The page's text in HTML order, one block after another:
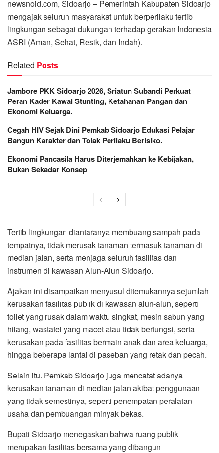
newsnoid.com, Sidoarjo – Pemerintah Kabupaten Sidoarjo
mengajak seluruh masyarakat untuk berperilaku tertib
lingkungan sebagai dukungan terhadap gerakan Indonesia
ASRI (Aman, Sehat, Resik, dan Indah).
Related Posts
Jambore PKK Sidoarjo 2026, Sriatun Subandi Perkuat
Peran Kader Kawal Stunting, Ketahanan Pangan dan
Ekonomi Keluarga.
Cegah HIV Sejak Dini Pemkab Sidoarjo Edukasi Pelajar
Bangun Karakter dan Tolak Perilaku Berisiko.
Ekonomi Pancasila Harus Diterjemahkan ke Kebijakan,
Bukan Sekadar Konsep
Tertib lingkungan diantaranya membuang sampah pada
tempatnya, tidak merusak tanaman termasuk tanaman di
median jalan, serta menjaga seluruh fasilitas dan
instrumen di kawasan Alun-Alun Sidoarjo.
Ajakan ini disampaikan menyusul ditemukannya sejumlah
kerusakan fasilitas publik di kawasan alun-alun, seperti
toilet yang rusak dalam waktu singkat, mesin sabun yang
hilang, wastafel yang macet atau tidak berfungsi, serta
kerusakan pada fasilitas bermain anak dan area keluarga,
hingga beberapa lantai di paseban yang retak dan pecah.
Selain itu. Pemkab Sidoarjo juga mencatat adanya
kerusakan tanaman di median jalan akibat penggunaan
yang tidak semestinya, seperti penempatan peralatan
usaha dan pembuangan minyak bekas.
Bupati Sidoarjo menegaskan bahwa ruang publik
merupakan fasilitas bersama yang dibangun